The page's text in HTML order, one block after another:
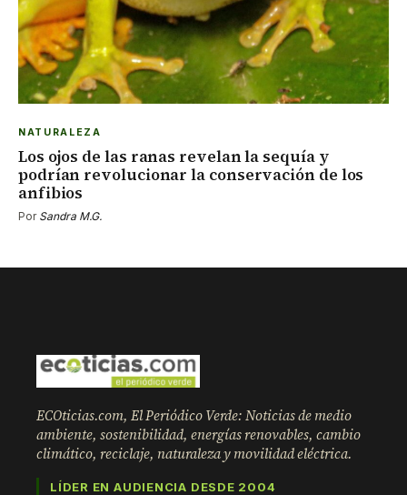
NATURALEZA
Los ojos de las ranas revelan la sequía y
podrían revolucionar la conservación de los
anfibios
Por Sandra M.G.
ECOticias.com, El Periódico Verde: Noticias de medio
ambiente, sostenibilidad, energías renovables, cambio
climático, reciclaje, naturaleza y movilidad eléctrica.
LÍDER EN AUDIENCIA DESDE 2004